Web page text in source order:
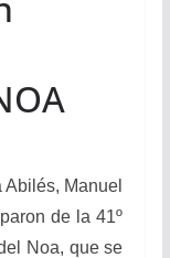
Manuel
de la 41º
Noa, que se